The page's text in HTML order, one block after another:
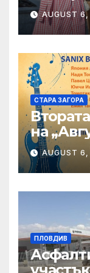
AUGUST
СТАРА ЗАГОРА
на
Трио
AUGUST
ПЛОВДИВ